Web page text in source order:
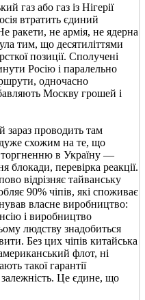
газ або газ із Нігерії
втратить єдиний
ракети, не армія, не ядерна
тим, що десятиліттями
позиції. Сполучені
Росію і паралельно
одночасно
Москву грошей і
проводить там
дуже схожим на те, що
в Україну —
блокади, перевірка реакції.
відрізняє тайванську
90% чіпів, які споживає
власне виробництво:
і виробництво
людству знадобиться
Без цих чіпів китайська
флот, ні
такої гарантії
Це єдине, що